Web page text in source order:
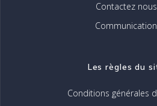
Contactez nous
Communication
Les règles du
Conditions générales